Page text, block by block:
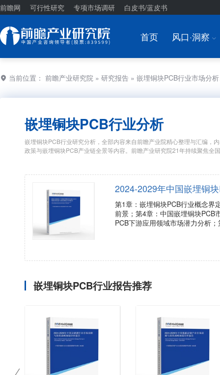
前瞻网 可行性研究 专项市场调研 白皮书/蓝皮书
首页 风口·洞察 I
当前位置： 前瞻产业研究院 » 研究报告 » 嵌埋铜块PCB行业市场分
嵌埋铜块PCB行业分析
嵌埋铜块PCB行业研究分析，全部内容来自前瞻产业院精心整理与汇编，
政策与嵌埋铜块PCB产业链全景等内容。前瞻产业研究院21年持续聚焦
2024-2029年中国嵌埋铜
第1章：嵌埋铜块PCB行业概念界
前景；第4章：中国嵌埋铜块PCB
PCB下游应用领域市场潜力分析
嵌埋铜块PCB行业报告推荐